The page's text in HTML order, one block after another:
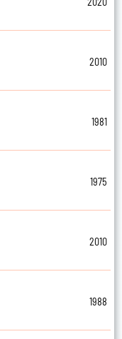
2010
1981
1975
2010
1988